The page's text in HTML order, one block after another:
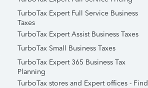
TurboTax Expert Full Service Business
Taxes
TurboTax Expert Assist Business Taxes
TurboTax Small Business Taxes
TurboTax Expert 365 Business Tax
Planning
TurboTax stores and Expert offices - Find